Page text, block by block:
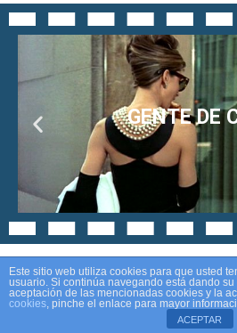
GENTE DE
Política de privacidad
Este sitio web utiliza cookies para que usted
usuario. Si continúa navegando está dando
aceptación de las mencionadas cookies y la
cookies, pinche el enlace para mayor
ACEPTAR